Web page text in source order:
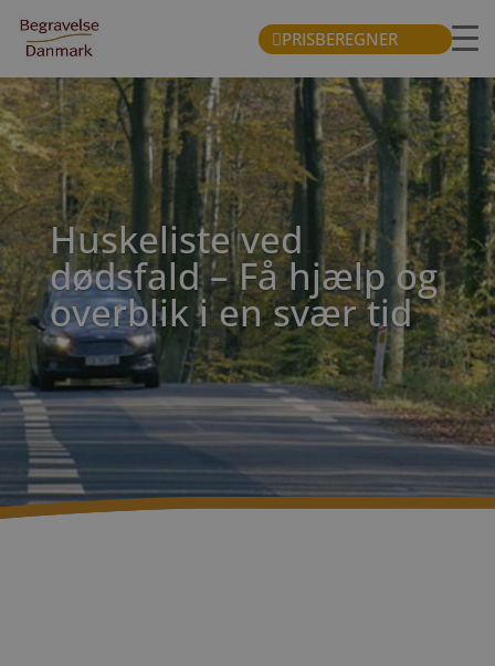
PRISBEREGNER
Huskeliste ved
dødsfald – Få hjælp og
overblik i en svær tid